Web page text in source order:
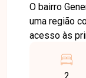
O bairro
uma região
acesso às